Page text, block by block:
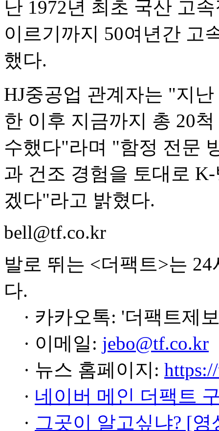
난 1972년 최초 국산 고
이르기까지 50여년간 고
했다.
HJ중공업 관계자는 "지
한 이후 지금까지 총 20
수했다"라며 "함정 전문
과 건조 경험을 토대로
겠다"라고 밝혔다.
bell@tf.co.kr
발로 뛰는 <더팩트>는
다.
· 카카오톡: '더팩트제
· 이메일: jebo@tf.co.kr
· 뉴스 홈페이지:
· 네이버 메인 더팩트
· 그곳이 알고싶냐? [